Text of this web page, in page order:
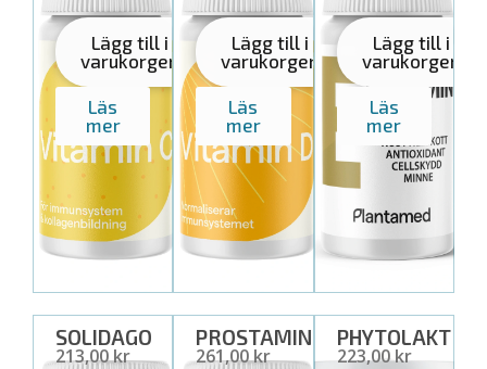
Lägg till i
varukorgen
Läs
mer
Lägg till i
varukorgen
Läs
mer
Lägg till i
varukorgen
Läs
mer
SOLIDAGO
25,00 USD
PROSTAMIN
30,00 USD
PHYTOLAKT
25,00 USD